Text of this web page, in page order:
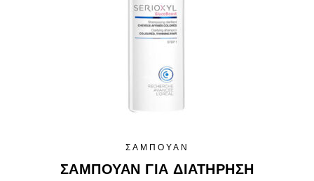
ΣΑΜΠΟΥΆΝ
ΣΑΜΠΟΥΆΝ ΓΙΑ ΔΙΑΤΉΡΗΣΗ